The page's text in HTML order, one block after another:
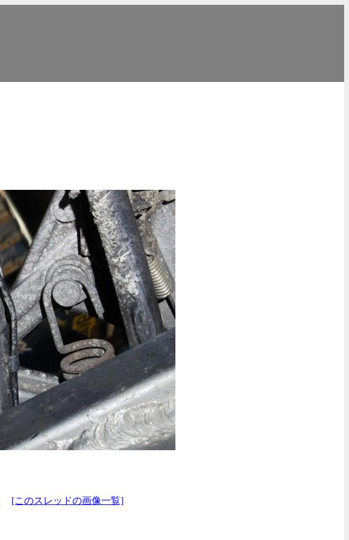
[このスレッドの画像一覧]